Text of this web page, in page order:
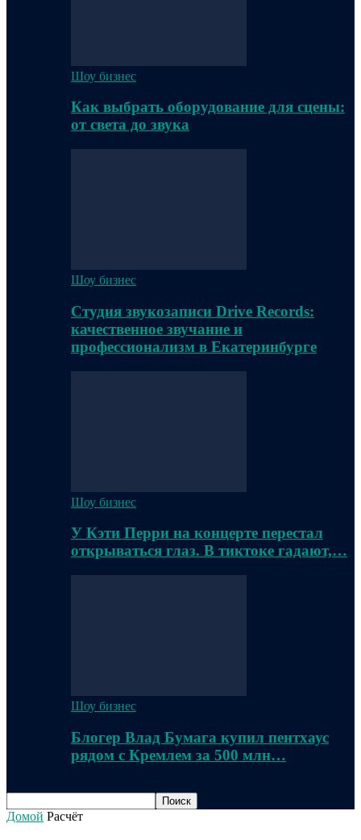
Шоу бизнес
Как выбрать оборудование для сцены:
от света до звука
Шоу бизнес
Студия звукозаписи Drive Records:
качественное звучание и
профессионализм в Екатеринбурге
Шоу бизнес
У Кэти Перри на концерте перестал
открываться глаз. В тиктоке гадают,…
Шоу бизнес
Блогер Влад Бумага купил пентхаус
рядом с Кремлем за 500 млн…
Домой Расчёт